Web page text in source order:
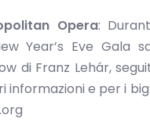
Opera:
Year’s Eve Gala
di Franz Lehár,
informazioni e per i